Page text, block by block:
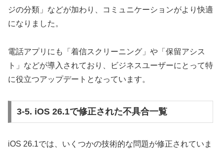
ジの分類」などが加わり、コミュニケーションがより快適
になりました。
電話アプリにも「着信スクリーニング」や「保留アシス
ト」などが導入されており、ビジネスユーザーにとって特
に役立つアップデートとなっています。
3-5. iOS 26.1で修正された不具合一覧
iOS 26.1では、いくつかの技術的な問題が修正されていま